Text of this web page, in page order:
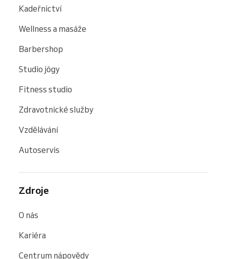
Kadeřnictví
Wellness a masáže
Barbershop
Studio jógy
Fitness studio
Zdravotnické služby
Vzdělávání
Autoservis
Zdroje
O nás
Kariéra
Centrum nápovědy